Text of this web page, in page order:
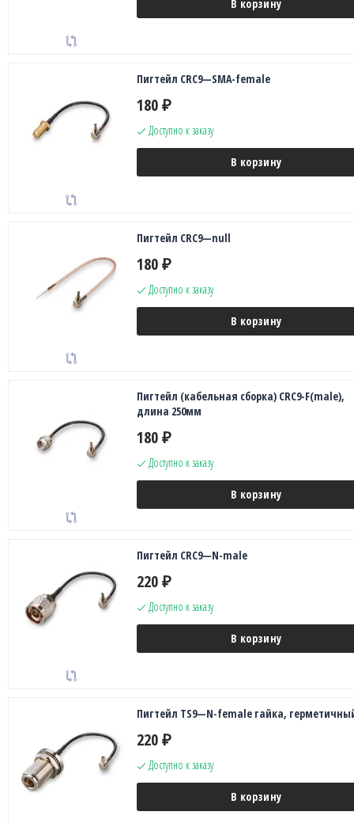
В корзину
Пигтейл CRC9—SMA-female
180 ₽
Доступно к заказу
В корзину
Пигтейл CRC9—null
180 ₽
Доступно к заказу
В корзину
Пигтейл (кабельная сборка) CRC9-F(male),
длина 250мм
180 ₽
Доступно к заказу
В корзину
Пигтейл CRC9—N-male
220 ₽
Доступно к заказу
В корзину
Пигтейл TS9—N-female гайка,
220 ₽
Доступно к заказу
В корзину